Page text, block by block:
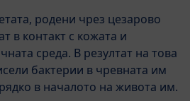
родени чрез цезарово
в контакт с кожата и
среда. В резултат на това
бактерии в чревната им
в началото на живота им.